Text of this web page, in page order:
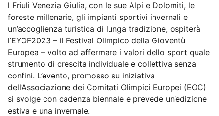
l Friuli Venezia Giulia, con le sue Alpi e Dolomiti, le
foreste millenarie, gli impianti sportivi invernali e
un’accoglienza turistica di lunga tradizione, ospiterà
l’EYOF2023 – il Festival Olimpico della Gioventù
Europea – volto ad affermare i valori dello sport quale
strumento di crescita individuale e collettiva senza
confini. L’evento, promosso su iniziativa
dell’Associazione dei Comitati Olimpici Europei (EOC)
si svolge con cadenza biennale e prevede un’edizione
estiva e una invernale.